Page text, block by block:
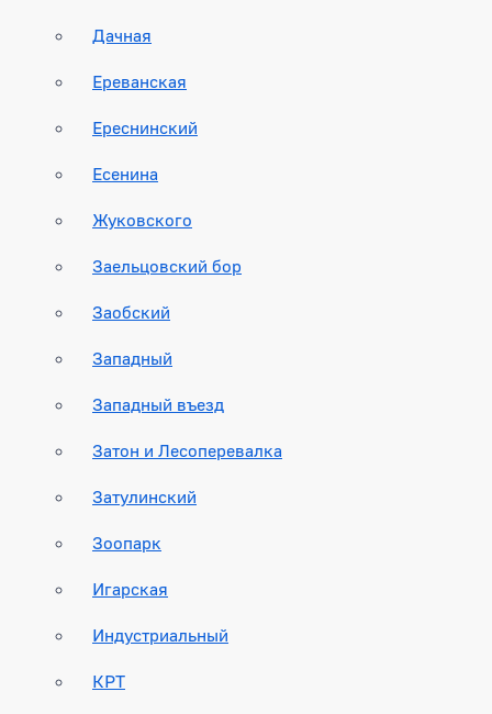
Дачная
Ереванская
Ереснинский
Есенина
Жуковского
Заельцовский бор
Заобский
Западный
Западный въезд
Затон и Лесоперевалка
Затулинский
Зоопарк
Игарская
Индустриальный
КРТ